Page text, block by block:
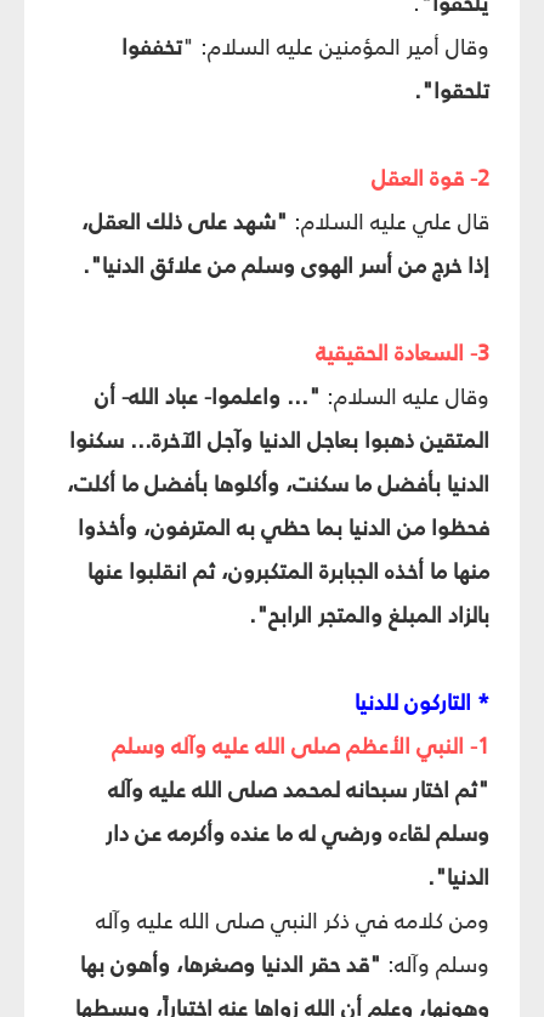
وقال أمير المؤمنين عليه السلام: "تخففوا
تلحقوا".
2- قوة العقل
قال علي عليه السلام: "شهد على ذلك العقل،
إذا خرج من أسر الهوى وسلم من علائق الدنيا".
3- السعادة الحقيقية
وقال عليه السلام: "... واعلموا- عباد الله- أن
المتقين ذهبوا بعاجل الدنيا وآجل الآخرة... سكنوا
الدنيا بأفضل ما سكنت، وأكلوها بأفضل ما أكلت،
فحظوا من الدنيا بما حظي به المترفون، وأخذوا
منها ما أخذه الجبابرة المتكبرون، ثم انقلبوا عنها
بالزاد المبلغ والمتجر الرابح".
* التاركون للدنيا
1- النبي الأعظم صلى الله عليه وآله وسلم
"ثم اختار سبحانه لمحمد صلى الله عليه وآله
وسلم لقاءه ورضي له ما عنده وأكرمه عن دار
الدنيا".
ومن كلامه في ذكر النبي صلى الله عليه وآله
وسلم وآله: "قد حقر الدنيا وصغرها، وأهون بها
وهونها، وعلم أن الله زواها عنه اختياراً، وبسطها